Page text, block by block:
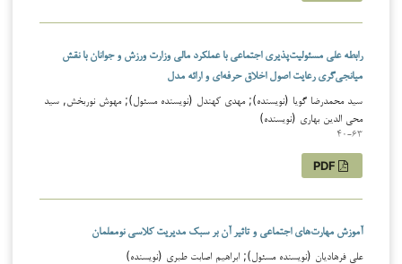
رابطه علی مسئولیت‌پذیری اجتماعی با عملکرد مالی وزارت ورزش و جوانان با نقش
میانجی‌گری رعایت اصول اخلاق حرفه‌ای و ارائه مدل
سید محمدرضا گویا (نویسنده); مهدی کهندل (نویسنده مسئول); مهوش نوربخش, سید
محی الدین بهاری (نویسنده)
40-63
آموزش مهارت‌های اجتماعی و تاثیر آن بر سبک مدیریت کلاسی نومعلمان
علی فرهادیان (نویسنده مسئول); ابراهیم اصابت طبری (نویسنده)